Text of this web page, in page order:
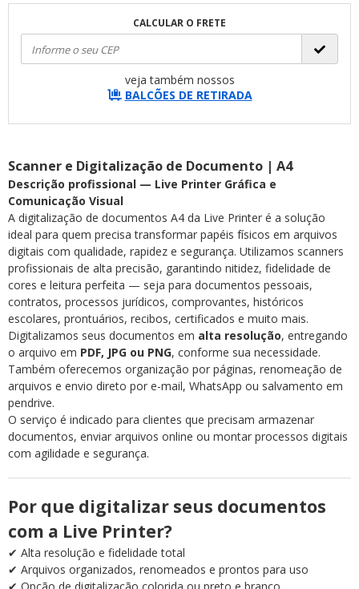
CALCULAR O FRETE
veja também nossos
BALCÕES DE RETIRADA
Scanner e Digitalização de Documento | A4
Descrição profissional — Live Printer Gráfica e
Comunicação Visual
A digitalização de documentos A4 da Live Printer é a solução
ideal para quem precisa transformar papéis físicos em arquivos
digitais com qualidade, rapidez e segurança. Utilizamos scanners
profissionais de alta precisão, garantindo nitidez, fidelidade de
cores e leitura perfeita — seja para documentos pessoais,
contratos, processos jurídicos, comprovantes, históricos
escolares, prontuários, recibos, certificados e muito mais.
Digitalizamos seus documentos em alta resolução, entregando
o arquivo em PDF, JPG ou PNG, conforme sua necessidade.
Também oferecemos organização por páginas, renomeação de
arquivos e envio direto por e-mail, WhatsApp ou salvamento em
pendrive.
O serviço é indicado para clientes que precisam armazenar
documentos, enviar arquivos online ou montar processos digitais
com agilidade e segurança.
Por que digitalizar seus documentos
com a Live Printer?
✔ Alta resolução e fidelidade total
✔ Arquivos organizados, renomeados e prontos para uso